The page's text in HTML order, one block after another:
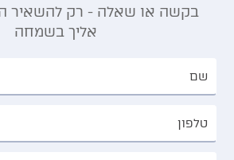
בקשה או שאלה - רק להשאיר
אליך בשמחה